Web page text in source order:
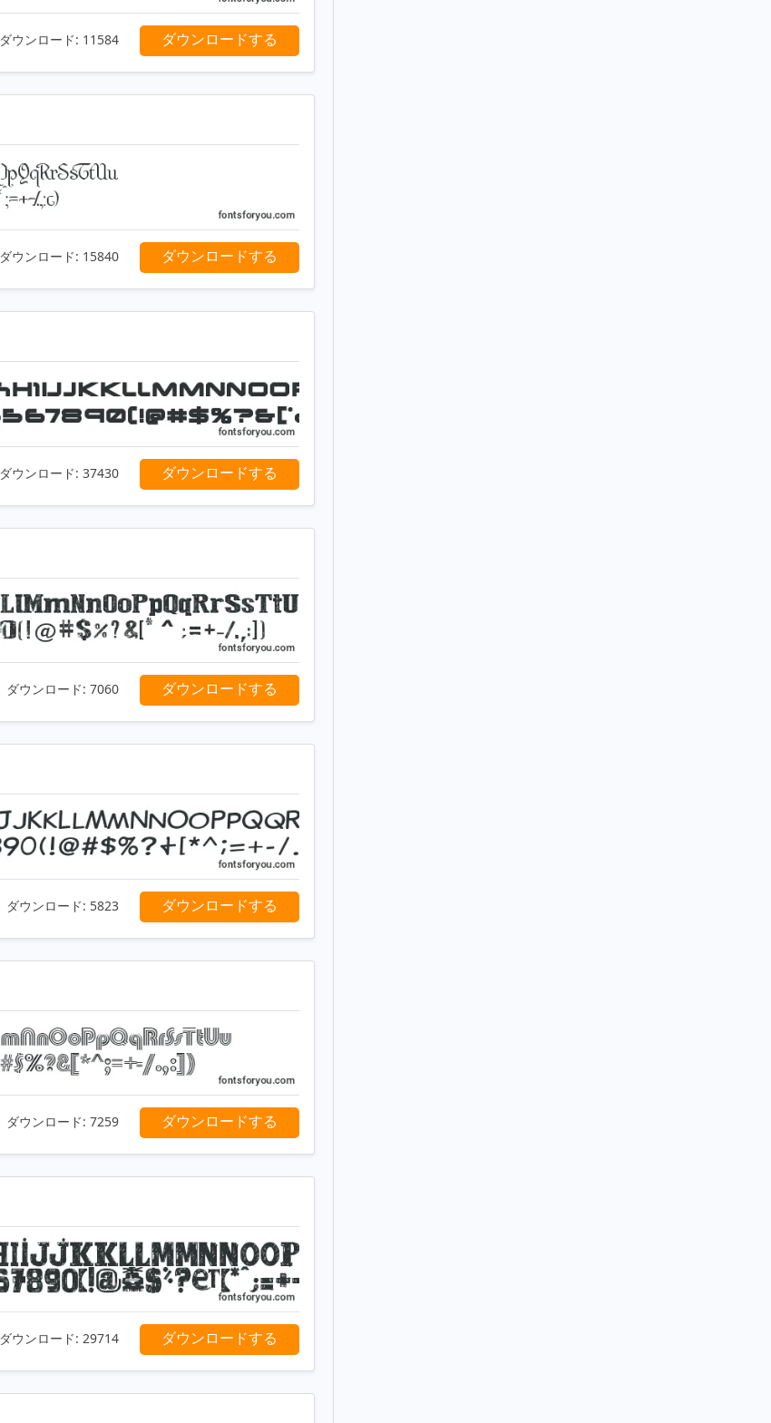
ダウンロード: 11584 ダウンロードする
ダウンロード: 15840 ダウンロードする
ダウンロード: 37430 ダウンロードする
ダウンロード: 7060 ダウンロードする
ダウンロード: 5823 ダウンロードする
ダウンロード: 7259 ダウンロードする
ダウンロード: 29714 ダウンロードする